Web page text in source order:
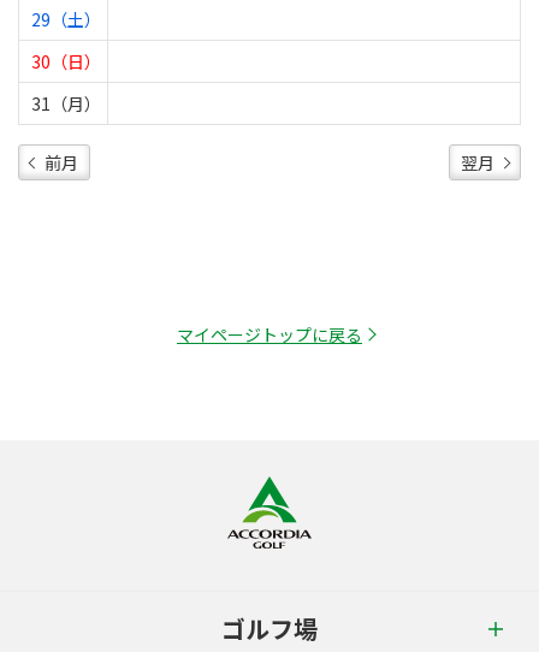
29（土）
30（日）
31（月）
前月 翌月
マイページトップに戻る
ゴルフ場